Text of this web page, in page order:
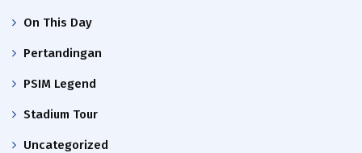
On This Day
Pertandingan
PSIM Legend
Stadium Tour
Uncategorized